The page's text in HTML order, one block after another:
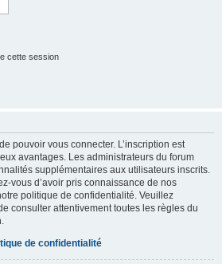
cette session
pouvoir vous connecter. L’inscription est
avantages. Les administrateurs du forum
supplémentaires aux utilisateurs inscrits.
vous d’avoir pris connaissance de nos
politique de confidentialité. Veuillez
consulter attentivement toutes les règles du
de confidentialité